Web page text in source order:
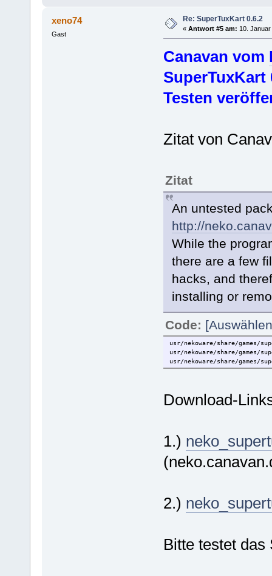
xeno74
Gast
Re: SuperTuxKart 0.6.2
« Antwort #5 am: 10.
Canavan vom
SuperTuxKart
Testen
Zitat von
Zitat
An untested
http://
While the
there are a few
hacks, and
installing or
Code:
usr/nekoware/share/games/
usr/nekoware/share/games/
usr/nekoware/share/games/
Download-
1.)
2.)
Bitte testet das